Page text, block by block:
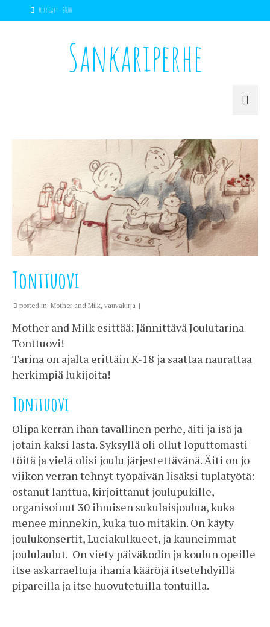
Your Cart-€0,00
Sankariperhe
Tonttuovi
posted in: Mother and Milk, vauvakirja |
Mother and Milk esittää: Jännittävä Joulutarina
Tonttuovi!
Tarina on ajalta erittäin K-18 ja saattaa naurattaa
herkimpiä lukijoita!
Tonttuovi
Olipa kerran ihan tavallinen perhe, äiti ja isä ja
jotain kaksi lasta. Syksyllä oli ollut loputtomasti
töitä ja vielä olisi joulu järjestettävänä. Äiti on jo
viikon verran tehnyt työpäivän lisäksi tuplatyötä:
ostanut lanttua, kirjoittanut joulupukille,
organisoinut 30 ihmisen sukulaisjoulua, kuka
menee minnekin, kuka tuo mitäkin. On käyty
joulukonsertit, Luciakulkueet, ja kauneimmat
joululaulut. On viety päiväkodin ja koulun opeille
itse askarraeltuja ihania kääröjä itsetehdyillä
pipareilla ja itse huovutetuilla tontuilla.